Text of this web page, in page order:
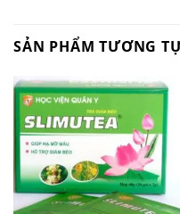
SẢN PHẨM TƯƠNG